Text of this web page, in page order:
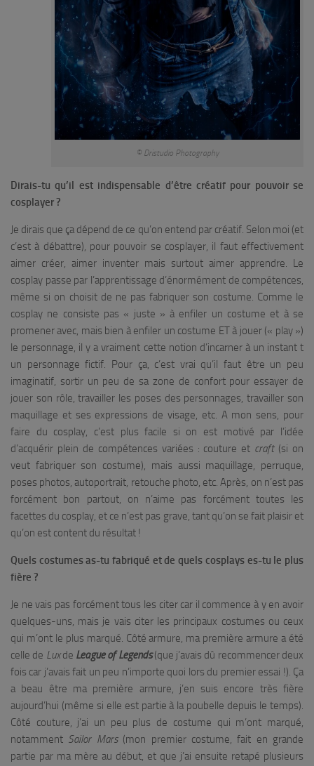
© Dristudio Photography
Dirais-tu qu’il est indispensable d’être créatif pour pouvoir se
cosplayer ?
Je dirais que ça dépend de ce qu’on entend par créatif. Selon moi (et
c’est à débattre), pour pouvoir se cosplayer, il faut effectivement
aimer créer, aimer inventer mais surtout aimer apprendre. Le
cosplay passe par l’apprentissage d’énormément de compétences,
même si on choisit de ne pas fabriquer son costume. Comme le
cosplay ne consiste pas « juste » à enfiler un costume et à se
promener avec, mais bien à enfiler un costume ET à jouer (« play »)
le personnage, il y a vraiment cette notion d’incarner à un instant t
un personnage fictif. Pour ça, c’est vrai qu’il faut être un peu
imaginatif, sortir un peu de sa zone de confort pour essayer de
jouer son rôle, travailler les poses des personnages, travailler son
maquillage et ses expressions de visage, etc. A mon sens, pour
faire du cosplay, c’est plus facile si on est motivé par l’idée
d’acquérir plein de compétences variées : couture et craft(si on
veut fabriquer son costume), mais aussi maquillage, perruque,
poses photos, autoportrait, retouche photo, etc. Après, on n’est pas
forcément bon partout, on n’aime pas forcément toutes les
facettes du cosplay, et ce n’est pas grave, tant qu’on se fait plaisir et
qu’on est content du résultat !
Quels costumes as-tu fabriqué et de quels cosplays es-tu le plus
fière ?
Je ne vais pas forcément tous les citer car il commence à y en avoir
quelques-uns, mais je vais citer les principaux costumes ou ceux
qui m’ont le plus marqué. Côté armure, ma première armure a été
celle de Luxde League of Legends(que j’avais dû recommencer deux
fois car j’avais fait un peu n’importe quoi lors du premier essai !). Ça
a beau être ma première armure, j’en suis encore très fière
aujourd’hui (même si elle est partie à la poubelle depuis le temps).
Côté couture, j’ai un peu plus de costume qui m’ont marqué,
notamment Sailor Mars(mon premier costume, fait en grande
partie par ma mère au début, et que j’ai ensuite retapé plusieurs